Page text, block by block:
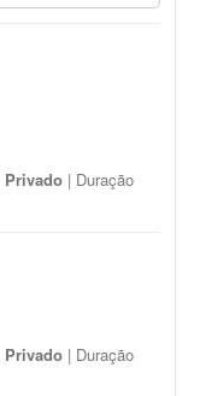
Privado | Duração
Privado | Duração